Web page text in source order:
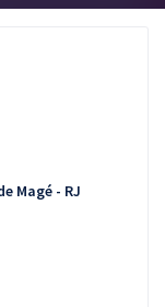
Magé - RJ